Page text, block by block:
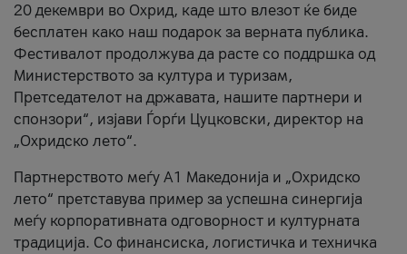
20 декември во Охрид, каде што влезот ќе биде
бесплатен како наш подарок за верната публика.
Фестивалот продолжува да расте со поддршка од
Министерството за култура и туризам,
Претседателот на државата, нашите партнери и
спонзори“, изјави Ѓорѓи Цуцковски, директор на
„Охридско лето“.
Партнерството меѓу A1 Македонија и „Охридско
лето“ претставува пример за успешна синергија
меѓу корпоративната одговорност и културната
традиција. Со финансиска, логистичка и техничка